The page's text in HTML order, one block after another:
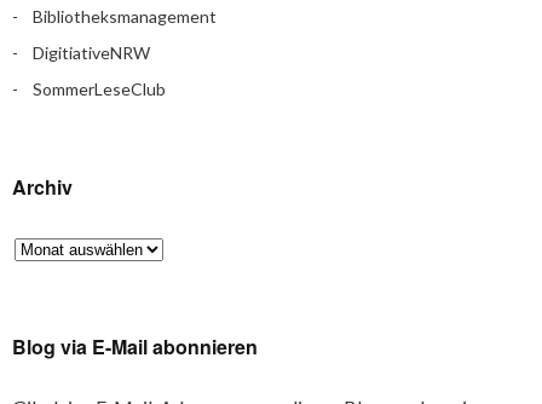
Bibliotheksmanagement
DigitiativeNRW
SommerLeseClub
Archiv
Blog via E-Mail abonnieren